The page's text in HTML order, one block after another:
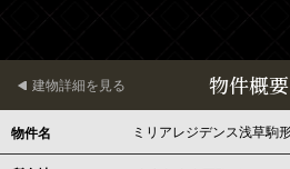
物件概要
建物詳細を見る
物件名 ミリアレジデンス浅草駒